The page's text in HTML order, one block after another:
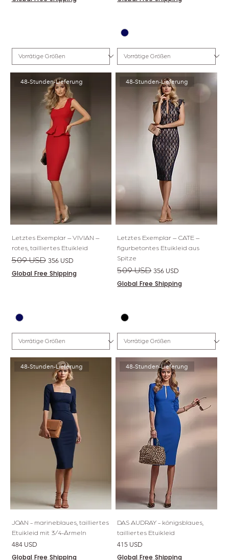
48-Stunden-Lieferung
Letztes Exemplar – VIVIAN –
rotes, tailliertes Etuikleid
Standardpreis
509 USD Sale-Preis
356 USD
Global Free Shipping
48-Stunden-Lieferung
Letztes Exemplar – CATE –
figurbetontes Etuikleid aus
Spitze
Standardpreis
509 USD Sale-Preis
356 USD
Global Free Shipping
48-Stunden-Lieferung
JOAN - marineblaues, tailliertes
Etuikleid mit 3/4-Ärmeln
Preis
484 USD
Global Free Shipping
48-Stunden-Lieferung
DAS AUDRAY - königsblaues,
tailliertes Etuikleid
Preis
415 USD
Global Free Shipping